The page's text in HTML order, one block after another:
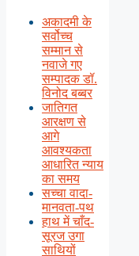
अकादमी के
सर्वोच्च
सम्मान से
नवाजे गए
सम्पादक डॉ.
विनोद बब्बर
जातिगत
आरक्षण से
आगे
आवश्यकता
आधारित न्याय
का समय
सच्चा वादा-
मानवता-पथ
हाथ में चाँद-
सूरज उगा
साथियों